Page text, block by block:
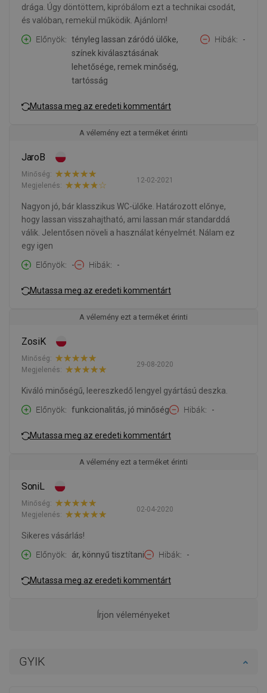
GYIK
drága. Úgy döntöttem, kipróbálom ezt a technikai csodát,
és valóban, remekül működik. Ajánlom!
Előnyök
tényleg lassan záródó ülőke,
színek kiválasztásának
lehetősége, remek minőség,
tartósság
Hibák -
Mutassa meg az eredeti kommentárt
A vélemény ezt a terméket érinti
JaroB
12-02-2021
Minőség:
Megjelenés:
Nagyon jó, bár klasszikus WC-ülőke. Határozott előnye,
hogy lassan visszahajtható, ami lassan már standarddá
válik. Jelentősen növeli a használat kényelmét. Nálam ez
egy igen
Előnyök
- Hibák -
Mutassa meg az eredeti kommentárt
A vélemény ezt a terméket érinti
ZosiK
29-08-2020
Minőség:
Megjelenés:
Kiváló minőségű, leereszkedő lengyel gyártású deszka.
Előnyök
funkcionalitás, jó minőség Hibák -
Mutassa meg az eredeti kommentárt
A vélemény ezt a terméket érinti
SoniL
02-04-2020
Minőség:
Megjelenés:
Sikeres vásárlás!
Előnyök
ár, könnyű tisztítani Hibák -
Mutassa meg az eredeti kommentárt
Írjon véleményeket